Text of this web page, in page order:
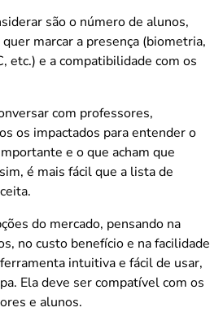
são o número de alunos,
marcar a presença (biometria,
etc.) e a compatibilidade com os
com professores,
os impactados para entender o
e o que acham que
é mais fácil que a lista de
do mercado, pensando na
no custo benefício e na facilidade
intuitiva e fácil de usar,
Ela deve ser compatível com os
e alunos.